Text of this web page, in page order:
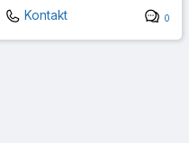
Kontakt 0